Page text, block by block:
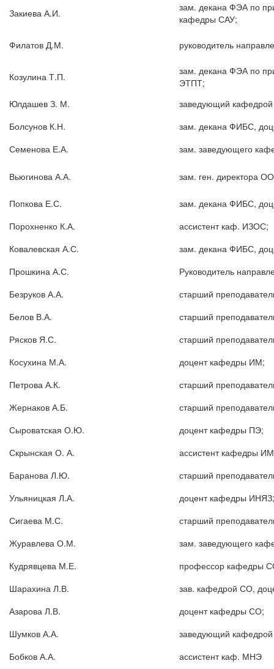
Закиева А.И.
зам. декана ФЭА по
кафедры САУ;
Филатов Д.М. руководитель
Козулина Т.П.
зам. декана ФЭА по
ЭТПТ;
Юлдашев З. М.
заведующий
Болсунов К.Н.
зам. декана ФИБС,
Семенова Е.А.
зам. заведующего
Вьюгинова А.А. зам. ген. директора
Попкова Е.С.
зам. декана ФИБС,
Порохненко К.А.
ассистент каф. ИЗОС;
Ковалевская А.С.
зам. декана ФИБС,
Прошкина А.С.
Руководитель
Безруков А.А.
старший
Белов В.А.
старший
Рясков Я.С.
старший
Косухина М.А.
доцент кафедры ИМ;
Петрова А.К.
старший
Жернаков А.Б.
старший
Сыроватская О.Ю.
доцент кафедры ПЭ;
Скрынская О. А.
ассистент кафедры
Баранова Л.Ю.
старший
Ульяницкая Л.А.
доцент кафедры ИНЯЗ;
Сигаева М.С.
старший
Журавлева О.М.
зам. заведующего
Кудрявцева М.Е.
профессор кафедры
Шарахина Л.В.
зав. кафедрой СО,
Азарова Л.В.
доцент кафедры СО;
Шумков А.А.
заведующий
Бобков А.А.
ассистент каф. МНЭ